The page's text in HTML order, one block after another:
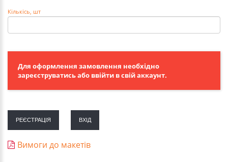
Кількісь, шт
Для оформлення замовлення необхідно
зареєструватись або ввійти в свій аккаунт.
РЕЄСТРАЦІЯ ВХІД
Вимоги до макетів